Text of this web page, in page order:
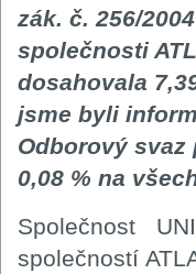
zák. č. 256/
společnosti
dosahovala
jsme byli
Odborový
0,08 % na
Společnost
společností